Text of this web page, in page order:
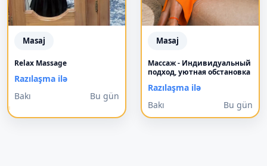
Masaj
Relax Massage
Razılaşma ilə
Bakı
Bu gün
Masaj
Массаж - Индивидуальный
подход, уютная обстановка
Razılaşma ilə
Bakı
Bu gün